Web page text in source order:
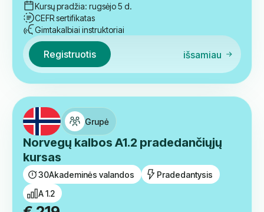
Grupė
Ispanų kalbos A2.2 pagrindų kursas
30Akademinės valandos
€219
Pamokos laikas: Lietuva (GMT+2)
Pirmadienis / Trečiadienis
Kursų pradžia: rugsėjo 5 d.
CEFR sertifikatas
Gimtakalbiai instruktoriai
Registruotis išsamiau